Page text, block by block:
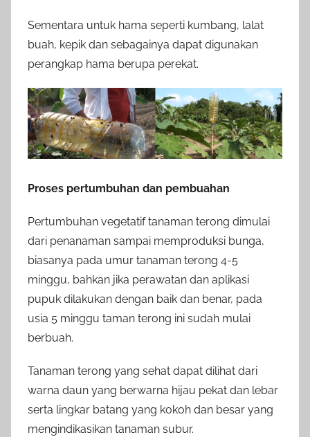
Sementara untuk hama seperti kumbang, lalat
buah, kepik dan sebagainya dapat digunakan
perangkap hama berupa perekat.
Proses pertumbuhan dan pembuahan
Pertumbuhan vegetatif tanaman terong dimulai
dari penanaman sampai memproduksi bunga,
biasanya pada umur tanaman terong 4-5
minggu, bahkan jika perawatan dan aplikasi
pupuk dilakukan dengan baik dan benar, pada
usia 5 minggu taman terong ini sudah mulai
berbuah.
Tanaman terong yang sehat dapat dilihat dari
warna daun yang berwarna hijau pekat dan lebar
serta lingkar batang yang kokoh dan besar yang
mengindikasikan tanaman subur.